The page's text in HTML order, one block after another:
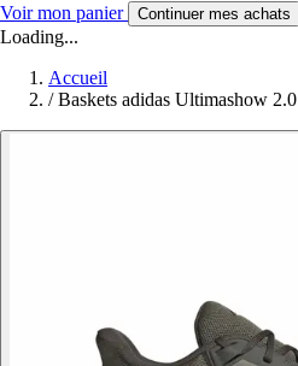
Voir mon panier Continuer mes achats
Loading...
Accueil
/ Baskets adidas Ultimashow 2.0